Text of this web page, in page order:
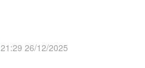
21:29 26/12/2025